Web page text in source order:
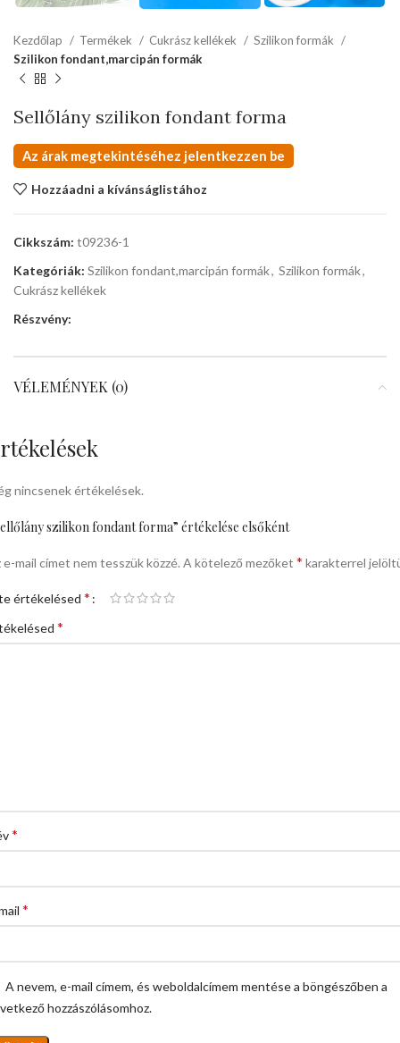
Kezdőlap Termékek Cukrász kellékek
Szilikon formák
Szilikon fondant,marcipán formák
Sellőlány szilikon fondant forma
Az árak megtekintéséhez jelentkezzen be
Hozzáadni a kívánságlistához
Cikkszám: t09236-1
Kategóriák: Szilikon fondant,marcipán formák, Szilikon formák,
Cukrász kellékek
Részvény:
VÉLEMÉNYEK (0)
nincsenek értékelések.
szilikon fondant forma” értékelése elsőként
e-mail címet nem tesszük közzé. A kötelező mezőket * karakterrel
értékelésed *
*
*
*
A nevem, e-mail címem, és weboldalcímem mentése a böngészőben a
hozzászólásomhoz.